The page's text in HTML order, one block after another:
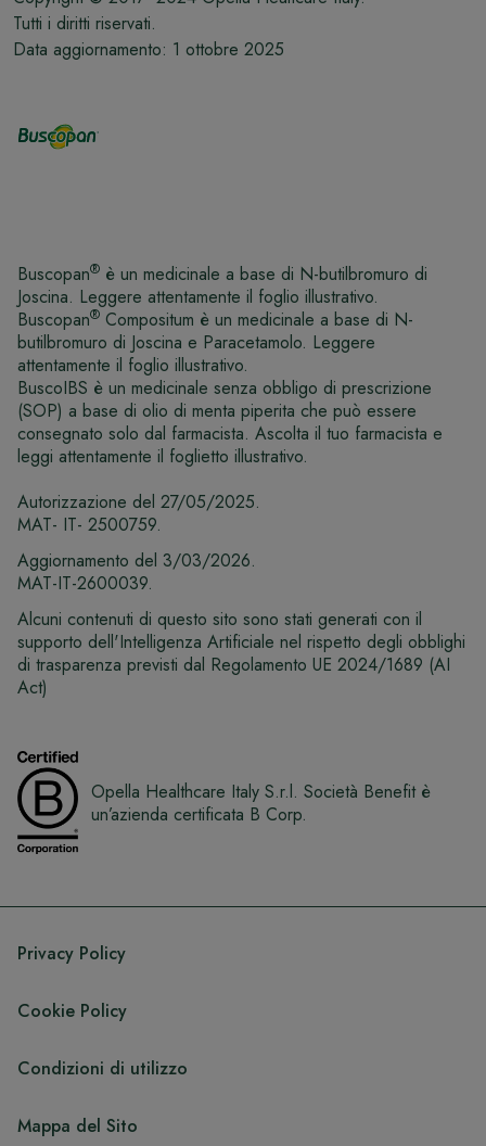
Tutti i diritti riservati.
Data aggiornamento: 1 ottobre 2025
Buscopan® è un medicinale a base di N-butilbromuro di
Joscina. Leggere attentamente il foglio illustrativo.
Buscopan® Compositum è un medicinale a base di N-
butilbromuro di Joscina e Paracetamolo. Leggere
attentamente il foglio illustrativo.
BuscoIBS è un medicinale senza obbligo di prescrizione
(SOP) a base di olio di menta piperita che può essere
consegnato solo dal farmacista. Ascolta il tuo farmacista e
leggi attentamente il foglietto illustrativo.
Autorizzazione del 27/05/2025.
MAT- IT- 2500759.
Aggiornamento del 3/03/2026.
MAT-IT-2600039.
Alcuni contenuti di questo sito sono stati generati con il
supporto dell'Intelligenza Artificiale nel rispetto degli obblighi
di trasparenza previsti dal Regolamento UE 2024/1689 (AI
Act)
Opella Healthcare Italy S.r.l. Società Benefit è
un’azienda certificata B Corp.
Privacy Policy
Cookie Policy
Condizioni di utilizzo
Mappa del Sito